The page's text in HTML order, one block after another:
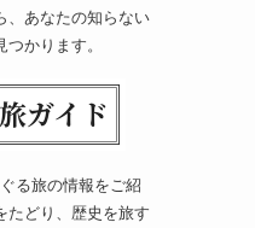
、あなたの知らない
かります。
る旅の情報をご紹
たどり、歴史を旅す